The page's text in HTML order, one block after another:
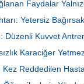
ile tip 2 diyabet
gözler önüne
Faydalar
Yetersiz
Düzenli Kuvvet
Karaciğer
Reddedilen